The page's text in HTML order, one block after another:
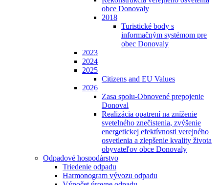
obce Donovaly
2018
Turistické body s
informačným systémom pre
obec Donovaly
2023
2024
2025
Citizens and EU Values
2026
Zasa spolu-Obnovené prepojenie
Donoval
Realizácia opatrení na zníženie
svetelného znečistenia, zvýšenie
energetickej efektívnosti verejného
osvetlenia a zlepšenie kvality života
obyvateľov obce Donovaly
Odpadové hospodárstvo
Triedenie odpadu
Harmonogram vývozu odpadu